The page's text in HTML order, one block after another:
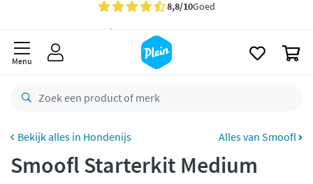
Gratisbezorging vanaf 35,- *
besteld,
retourneren
CO2 neutraal
Betaal met Klarna
Menu
Hondenijs Alles van Smoofl
Smoofl Starterkit Medium